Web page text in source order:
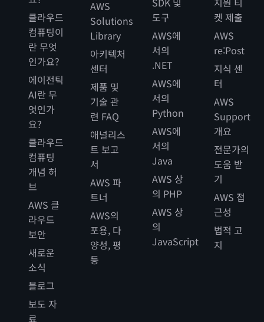
클라우드
컴퓨팅이
란 무엇
인가요?
에이전틱
AI란 무
엇인가
요?
클라우드
컴퓨팅
개념 허
브
AWS 클
라우드
보안
새로운
소식
블로그
보도 자
료
AWS
Solutions
Library
아키텍처
센터
제품 및
기술 관
련 FAQ
애널리스
트 보고
서
AWS 파
트너
AWS의
포용, 다
양성, 평
등
도구
AWS에
서의
.NET
AWS에
서의
Python
AWS에
서의
Java
AWS 상
의 PHP
AWS 상
의
JavaScript
켓 제출
AWS
re:Post
지식 센
터
AWS
Support
개요
전문가의
도움 받
기
AWS 접
근성
법적 고
지